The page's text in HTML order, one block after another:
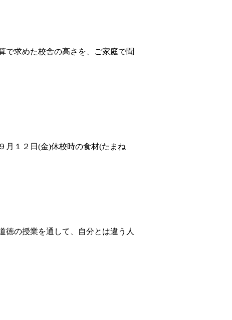
求めた校舎の高さを、ご家庭で聞
月１２日(金)休校時の食材(たまね
の授業を通して、自分とは違う人